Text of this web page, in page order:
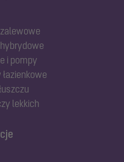
i pompy
lekkich